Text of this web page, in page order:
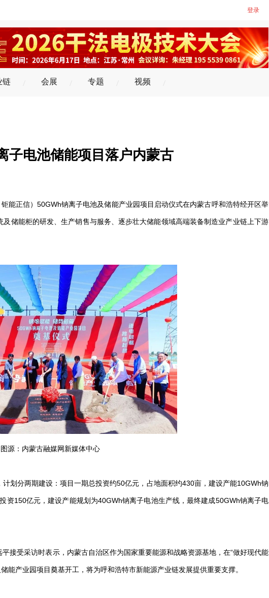
登录
链 会展 专题 视频
子电池储能项目落户内蒙古
能正信）50GWh钠离子电池及储能产业园项目启动仪式在内蒙古呼和浩特经开区举
储能柜的研发、生产销售与服务、逐步壮大储能领域高端装备制造业产业链上下游
图源：内蒙古融媒网新媒体中心
划分两期建设：项目一期总投资约50亿元，占地面积约430亩，建设产能10GWh钠
资150亿元，建设产能规划为40GWh钠离子电池生产线，最终建成50GWh钠离子电
接受采访时表示，内蒙古自治区作为国家重要能源和战略资源基地，在“做好现代能
能产业园项目奠基开工，将为呼和浩特市新能源产业链发展提供重要支撑。